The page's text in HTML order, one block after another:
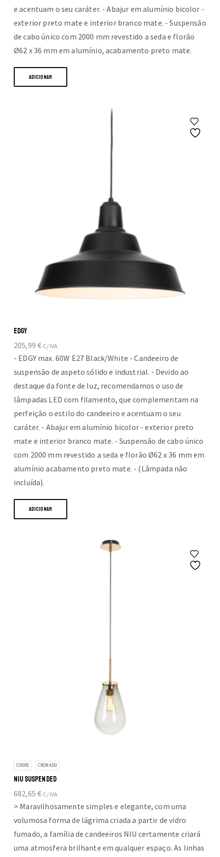
e acentuam o seu caráter. - Abajur em alumínio bicolor -
exterior preto mate e interior branco mate. - Suspensão
de cabo único com 2000 mm revestido a seda e florão
Ø62 x 36 mm em alumínio, acabamento preto mate.
ADICIONAR
EDGY
205,99€ C/ IVA
- EDGY max. 60W E27 Black/White - Candeeiro de
suspensão de aspeto sólido e industrial. - Devido ao
destaque da fonte de luz, recomendamos o uso de
lâmpadas LED com filamento, que complementam na
perfeição o estilo do candeeiro e acentuam o seu
caráter. - Abajur em alumínio bicolor - exterior preto
mate e interior branco mate. - Suspensão de cabo único
com 2000 mm revestido a seda e florão Ø62 x 36 mm em
alumínio acabamento preto mate. - (Lâmpada não
incluída).
ADICIONAR
COBRE CROMADO
NIU SUSPENDED
682,65€ C/ IVA
> Maravilhosamente simples e elegante, com uma
volumosa forma de lágrima criada a partir de vidro
fumado, a família de candeeiros NIU certamente criará
uma atmosfera brilhante em qualquer espaço. As linhas